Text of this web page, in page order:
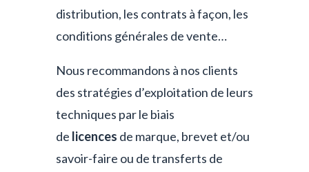
distribution, les contrats à façon, les
conditions générales de vente…
Nous recommandons à nos clients
des stratégies d’exploitation de leurs
techniques par le biais
de licences de marque, brevet et/ou
savoir-faire ou de transferts de